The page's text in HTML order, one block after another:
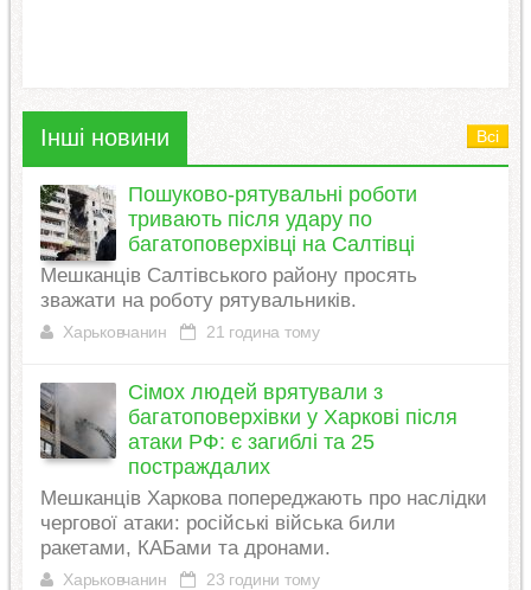
Інші новини Всі
Пошуково-рятувальні роботи
тривають після удару по
багатоповерхівці на Салтівці
Мешканців Салтівського району просять
зважати на роботу рятувальників.
Харьковчанин 21 година тому
Сімох людей врятували з
багатоповерхівки у Харкові після
атаки РФ: є загиблі та 25
постраждалих
Мешканців Харкова попереджають про наслідки
чергової атаки: російські війська били
ракетами, КАБами та дронами.
Харьковчанин 23 години тому